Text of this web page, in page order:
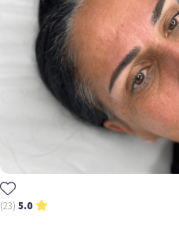
5.0
(23)